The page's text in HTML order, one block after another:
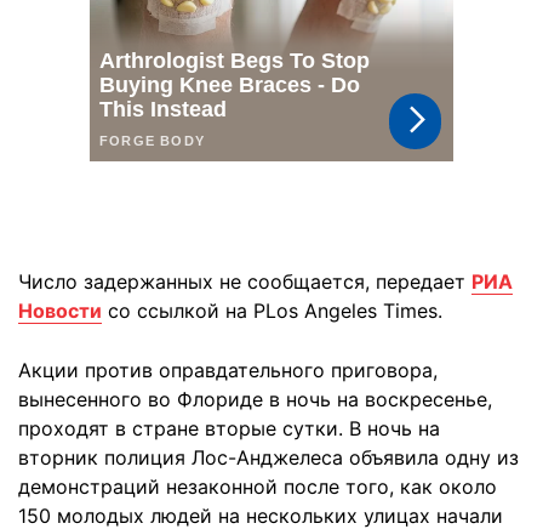
Число задержанных не сообщается, передает РИА
Новости со ссылкой на РLos Angeles Times.
Акции против оправдательного приговора,
вынесенного во Флориде в ночь на воскресенье,
проходят в стране вторые сутки. В ночь на
вторник полиция Лос-Анджелеса объявила одну из
демонстраций незаконной после того, как около
150 молодых людей на нескольких улицах начали